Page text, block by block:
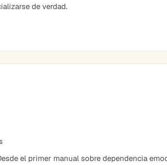
de verdad.
el primer manual sobre dependencia